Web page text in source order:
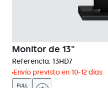
Monitor de 13"
Referencia: 13HD7
Envío previsto en 10-12 días